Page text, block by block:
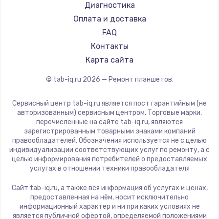
Замена шим-контроллера
3900 руб.
Заказать
Заказать
Ремонт петель крышки
1195 руб.
Заказать
Замена динамиков
1350 руб.
Philips
Dell
HP
Getac
ZTE
CHUWI
Диагностика
Оплата и доставка
FAQ
Контакты
Карта сайта
© tab-iq.ru 2026 — Ремонт планшетов.
Сервисный центр tab-iq.ru является пост гарантийным (не
авторизованным) сервисным центром. Торговые марки,
перечисленные на сайте tab-iq.ru, являются
зарегистрированным товарными знаками компаний
правообладателей. Обозначения используется не с целью
индивидуализации соответствующих услуг по ремонту, а с
целью информирования потребителей о предоставляемых
услугах в отношении техники правообладателя
Сайт tab-iq.ru, а также вся информация об услугах и ценах,
предоставленная на нём, носит исключительно
информационный характер и ни при каких условиях не
является публичной офертой, определяемой положениями